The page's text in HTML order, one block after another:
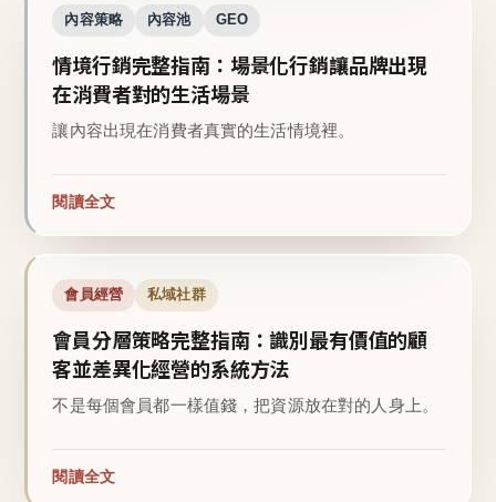
內容策略 內容池 GEO
情境行銷完整指南：場景化行銷讓品牌出現
在消費者對的生活場景
讓內容出現在消費者真實的生活情境裡。
閱讀全文
會員經營 私域社群
會員分層策略完整指南：識別最有價值的顧
客並差異化經營的系統方法
不是每個會員都一樣值錢，把資源放在對的人身上。
閱讀全文